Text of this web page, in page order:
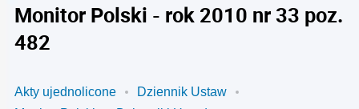
Monitor Polski - rok 2010 nr 33 poz.
482
Akty ujednolicone
Dziennik Ustaw